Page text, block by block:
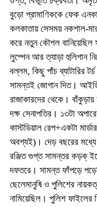
বুড়ো প্রামাণিককে ফেক
কলকাতায় সেসময় নকশাল-
করে নতুন কৌশল বানিয়েছিল
লুম্পেন আর ত্যাড়া হুলিগান
বল্লম, কিছু পাঁচ ব্যাটারির
সামন্তই জোগান দিত।
রাজাকারদের থেকে।
দক্ষ সেনাপতির। ১৩টা
কাস্টডিয়াল রেপ+একটা
অবশ্যই)। দেড় বছরের মধ্যে
রঞ্জিত গুপ্ত সামন্তর কড়ক্‌
দফতরে। সামন্ত ফাঁপড়ে
ছেলেমানুষি ও পুলিশের
নামিয়েছিল। পুলিশ